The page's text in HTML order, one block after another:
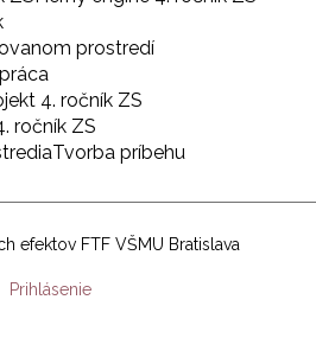
prostredí
4. ročník ZS
ročník ZS
Tvorba príbehu
efektov FTF VŠMU Bratislava
Prihlásenie